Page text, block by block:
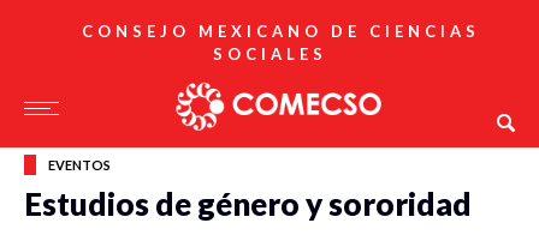
CONSEJO MEXICANO DE CIENCIAS
SOCIALES
EVENTOS
Estudios de género y sororidad